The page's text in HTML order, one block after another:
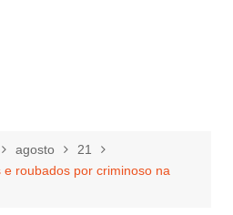
agosto
21
roubados por criminoso na